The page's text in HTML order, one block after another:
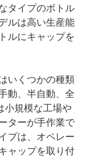
タイプのボトル
ルは高い生産能
ルにキャップを
いくつかの種類
動、半自動、全
小規模な工場や
ターが手作業で
プは、オペレー
ャップを取り付